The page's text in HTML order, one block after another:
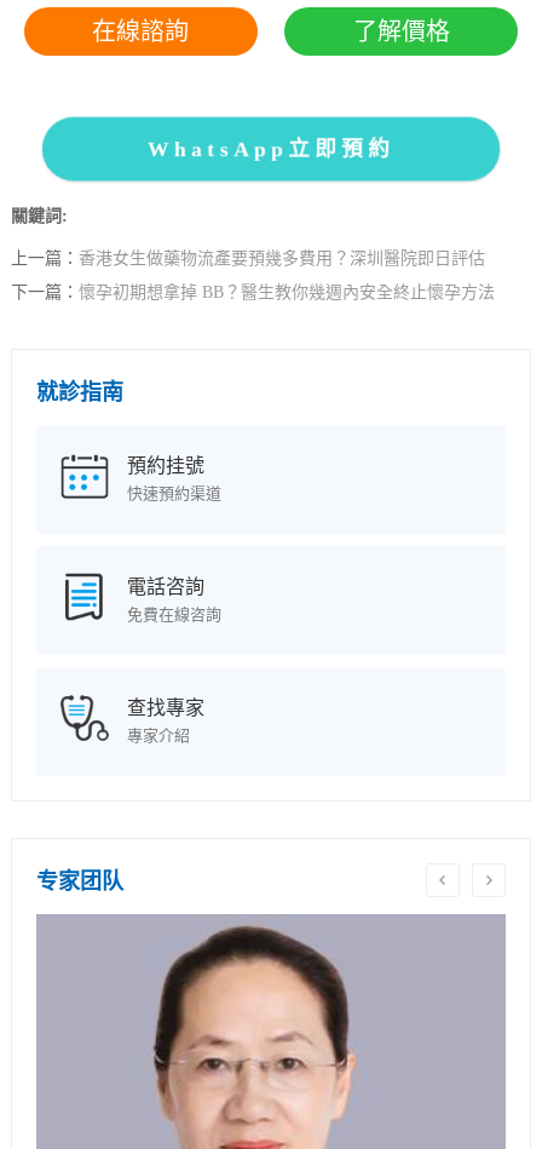
在線諮詢 了解價格
WhatsApp立即預約
關鍵詞:
上一篇： 香港女生做藥物流產要預幾多費用？深圳醫院即日評估
下一篇： 懷孕初期想拿掉 BB？醫生教你幾週內安全終止懷孕方法
就診指南
預約挂號
快速預約渠道
電話咨詢
免費在線咨詢
查找專家
專家介紹
专家团队